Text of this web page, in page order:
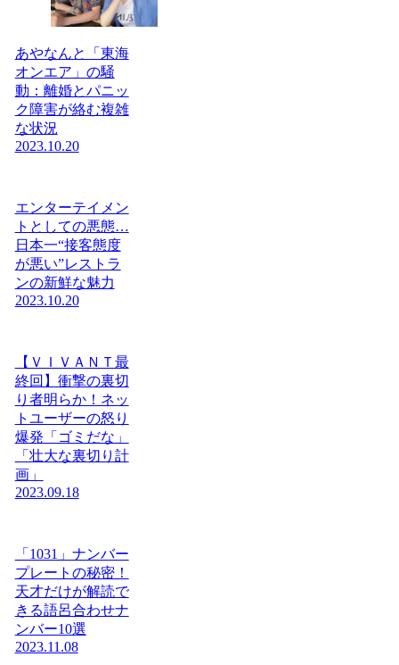
あやなんと「東海
オンエア」の騒
動：離婚とパニッ
ク障害が絡む複雑
な状況
2023.10.20
エンターテイメン
トとしての悪態…
日本一“接客態度
が悪い”レストラ
ンの新鮮な魅力
2023.10.20
【ＶＩＶＡＮＴ最
終回】衝撃の裏切
り者明らか！ネッ
トユーザーの怒り
爆発「ゴミだな」
「壮大な裏切り計
画」
2023.09.18
「1031」ナンバー
プレートの秘密！
天才だけが解読で
きる語呂合わせナ
ンバー10選
2023.11.08